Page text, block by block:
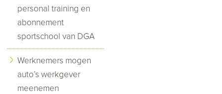
personal training en
abonnement
sportschool van DGA
Werknemers mogen
auto’s werkgever
meenemen